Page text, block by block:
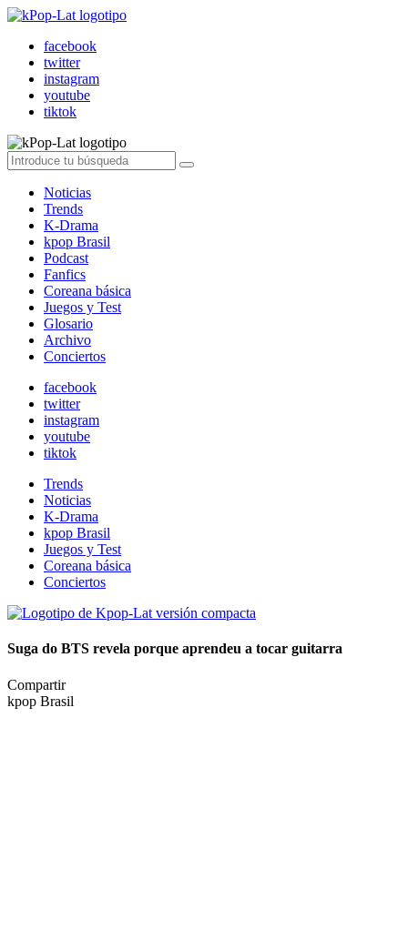
facebook
twitter
instagram
youtube
tiktok
Noticias
Trends
K-Drama
kpop Brasil
Podcast
Fanfics
Coreana básica
Juegos y Test
Glosario
Archivo
Conciertos
facebook
twitter
instagram
youtube
tiktok
Trends
Noticias
K-Drama
kpop Brasil
Juegos y Test
Coreana básica
Conciertos
Suga do BTS revela porque aprendeu a tocar guitarra
Compartir
kpop Brasil